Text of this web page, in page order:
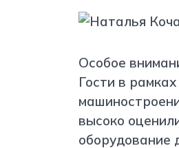
Особое
Гости в
высоко
оборудование